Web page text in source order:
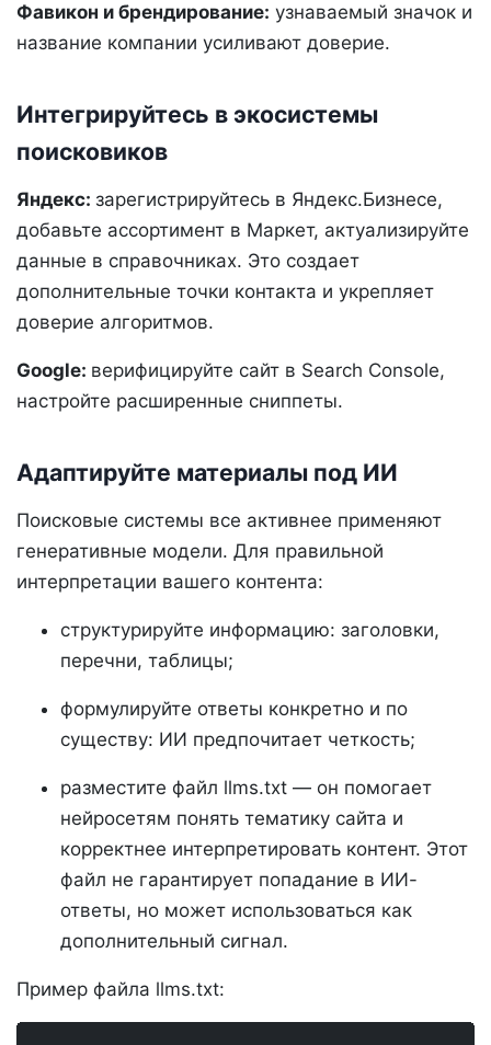
Фавикон и брендирование: узнаваемый значок и
название компании усиливают доверие.
Интегрируйтесь в экосистемы
поисковиков
Яндекс: зарегистрируйтесь в Яндекс.Бизнесе,
добавьте ассортимент в Маркет, актуализируйте
данные в справочниках. Это создает
дополнительные точки контакта и укрепляет
доверие алгоритмов.
Google: верифицируйте сайт в Search Console,
настройте расширенные сниппеты.
Адаптируйте материалы под ИИ
Поисковые системы все активнее применяют
генеративные модели. Для правильной
интерпретации вашего контента:
структурируйте информацию: заголовки,
перечни, таблицы;
формулируйте ответы конкретно и по
существу: ИИ предпочитает четкость;
разместите файл llms.txt — он помогает
нейросетям понять тематику сайта и
корректнее интерпретировать контент. Этот
файл не гарантирует попадание в ИИ-
ответы, но может использоваться как
дополнительный сигнал.
Пример файла llms.txt: